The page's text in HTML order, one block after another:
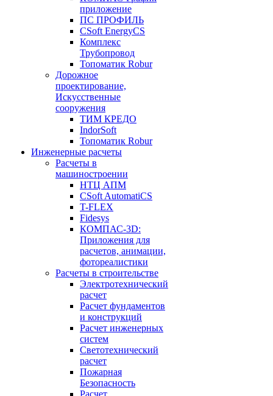
приложение
ПС ПРОФИЛЬ
CSoft EnergyCS
Комплекс
Трубопровод
Топоматик Robur
Дорожное
проектирование,
Искусственные
сооружения
ТИМ КРЕДО
IndorSoft
Топоматик Robur
Инженерные расчеты
Расчеты в
машиностроении
НТЦ АПМ
CSoft AutomatiCS
T-FLEX
Fidesys
КОМПАС-3D:
Приложения для
расчетов, анимации,
фотореалистики
Расчеты в строительстве
Электротехнический
расчет
Расчет фундаментов
и конструкций
Расчет инженерных
систем
Светотехнический
расчет
Пожарная
Безопасность
Расчет